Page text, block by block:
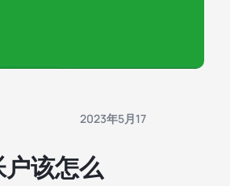
2023年5月17
该怎么